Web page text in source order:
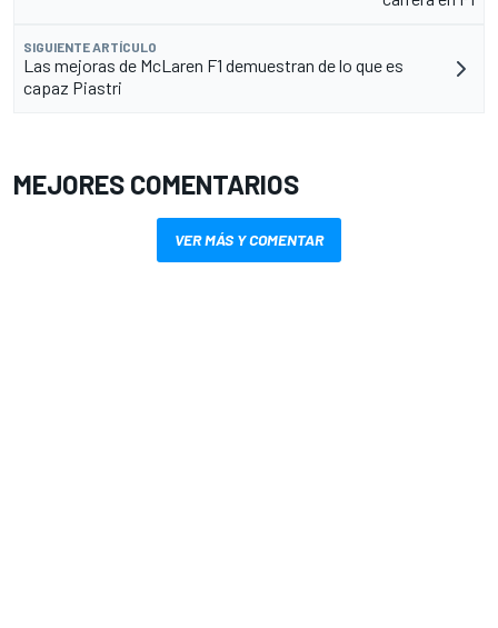
SIGUIENTE ARTÍCULO
Las mejoras de McLaren F1 demuestran de lo que es
capaz Piastri
MEJORES COMENTARIOS
VER MÁS Y COMENTAR